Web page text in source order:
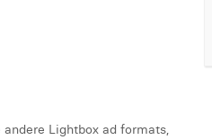
Lightbox ad formats,